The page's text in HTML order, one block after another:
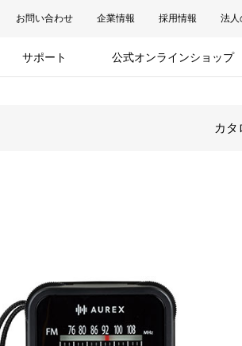
お問い合わせ 企業情報 採用情報 法人
サポート 公式オンラインショップ
カタ